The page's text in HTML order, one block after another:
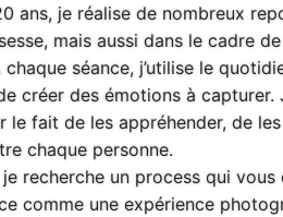
ans, je réalise de nombreux
mais aussi dans le cadre
chaque séance, j’utilise le
créer des émotions à capturer.
le fait de les appréhender, de
chaque personne.
recherche un process qui vous
comme une expérience